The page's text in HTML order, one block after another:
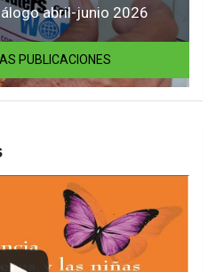
abril-junio 2026
PUBLICACIONES